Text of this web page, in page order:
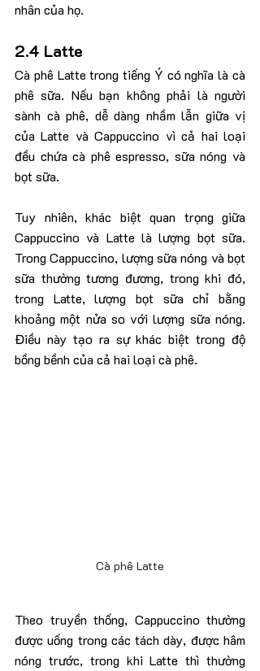
nhân của họ.
2.4 Latte
Cà phê Latte trong tiếng Ý có nghĩa là cà
phê sữa. Nếu bạn không phải là người
sành cà phê, dễ dàng nhầm lẫn giữa vị
của Latte và Cappuccino vì cả hai loại
đều chứa cà phê espresso, sữa nóng và
bọt sữa.
Tuy nhiên, khác biệt quan trọng giữa
Cappuccino và Latte là lượng bọt sữa.
Trong Cappuccino, lượng sữa nóng và bọt
sữa thường tương đương, trong khi đó,
trong Latte, lượng bọt sữa chỉ bằng
khoảng một nửa so với lượng sữa nóng.
Điều này tạo ra sự khác biệt trong độ
bồng bềnh của cả hai loại cà phê.
Cà phê Latte
Theo truyền thống, Cappuccino thường
được uống trong các tách dày, được hâm
nóng trước, trong khi Latte thì thường